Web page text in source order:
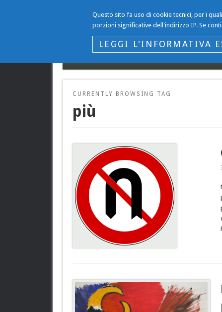
Il Blog… … di Gianni Gargano
CURRENTLY BROWSING TAG
più
Questo sito fa uso di cookie tecnici, per i
porzioni significative dell'indirizzo IP. Se
LEGGI L'INFORMATIVA